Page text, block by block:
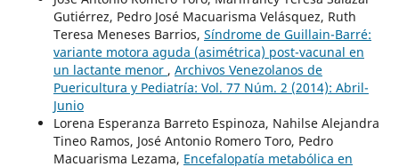
Gutiérrez, Pedro José Macuarisma Velásquez, Ruth
Teresa Meneses Barrios, Síndrome de Guillain-Barré:
variante motora aguda (asimétrica) post-vacunal en
un lactante menor , Archivos Venezolanos de
Puericultura y Pediatría: Vol. 77 Núm. 2 (2014): Abril-
Junio
Lorena Esperanza Barreto Espinoza, Nahilse Alejandra
Tineo Ramos, José Antonio Romero Toro, Pedro
Macuarisma Lezama, Encefalopatía metabólica en